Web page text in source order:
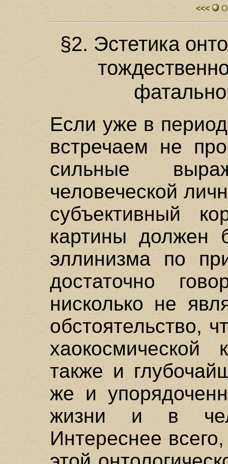
<<<
§2. Эстетика
Если уже в
встречаем не
сильные
человеческой
субъективный
картины должен
эллинизма по
достаточно
нисколько не
обстоятельство,
также и
же и
жизни и в
Интереснее